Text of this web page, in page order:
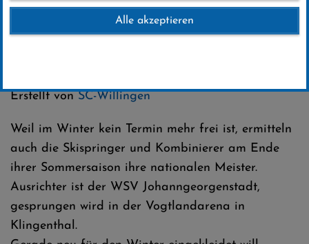
Titel
Erstellt vonSC-Willingen
Weil im Winter kein Termin mehr frei ist, ermitteln
auch die Skispringer und Kombinierer am Ende
ihrer Sommersaison ihre nationalen Meister.
Ausrichter ist der WSV Johanngeorgenstadt,
gesprungen wird in der Vogtlandarena in
Klingenthal.
Alle akzeptieren